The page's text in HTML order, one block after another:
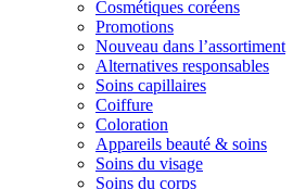
Cosmétiques coréens
Promotions
Nouveau dans l’assortiment
Alternatives responsables
Soins capillaires
Coiffure
Coloration
Appareils beauté & soins
Soins du visage
Soins du corps